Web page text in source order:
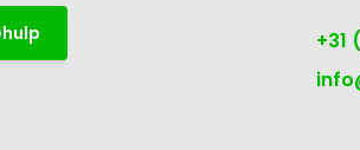
+31